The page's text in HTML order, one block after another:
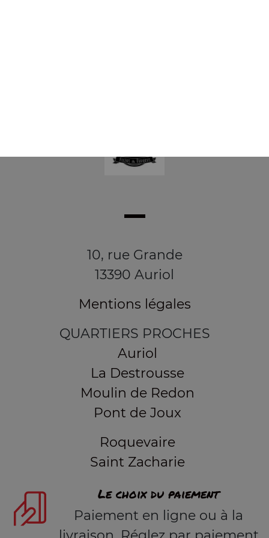
10, rue Grande
13390 Auriol
Mentions légales
QUARTIERS PROCHES
Auriol
La Destrousse
Moulin de Redon
Pont de Joux
Roquevaire
Saint Zacharie
Le choix du paiement
Paiement en ligne ou à la